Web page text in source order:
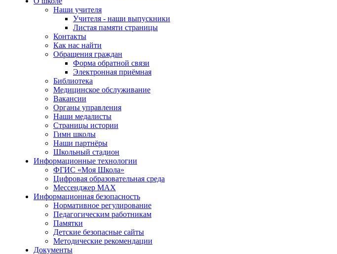
Наши учителя
Учителя - наши выпускники
Листая памяти страницы
Контакты
Как нас найти
Обращения граждан
Форма обратной связи
Электронная приёмная
Библиотека
Медицинское обслуживание
Вакансии
Органы управления
Наши медалисты
Страницы истории
Гимн школы
Наши партнёры
Школьный стадион
Информационные технологии
ФГИС «Моя Школа»
Цифровая образовательная среда
Мессенджер MAX
Информационная безопасность
Нормативное регулирование
Педагогическим работникам
Памятки
Детские безопасные сайты
Методические рекомендации
Документы